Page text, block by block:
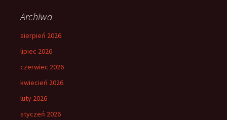
Archiwa
sierpień 2026
lipiec 2026
czerwiec 2026
kwiecień 2026
luty 2026
styczeń 2026